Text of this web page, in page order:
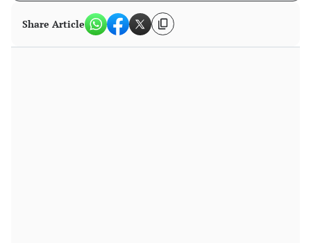
Share Article